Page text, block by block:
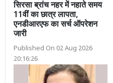
सिरसा ब्रांच नहर में नहाते समय
11वीं का छात्र लापता,
एनडीआरएफ का सर्च ऑपरेशन
जारी
Published On 02 Aug 2026
20:16:26